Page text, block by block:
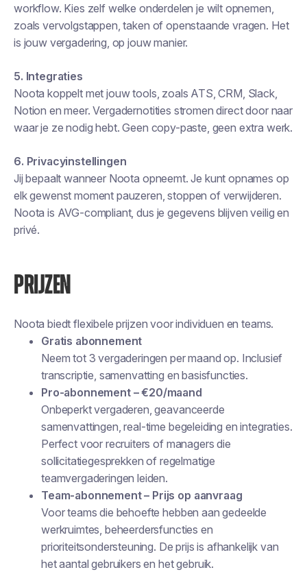
workflow. Kies zelf welke onderdelen je wilt opnemen,
zoals vervolgstappen, taken of openstaande vragen. Het
is jouw vergadering, op jouw manier.
5. Integraties
Noota koppelt met jouw tools, zoals ATS, CRM, Slack,
Notion en meer. Vergadernotities stromen direct door naar
waar je ze nodig hebt. Geen copy-paste, geen extra werk.
6. Privacyinstellingen
Jij bepaalt wanneer Noota opneemt. Je kunt opnames op
elk gewenst moment pauzeren, stoppen of verwijderen.
Noota is AVG-compliant, dus je gegevens blijven veilig en
privé.
PRIJZEN
Noota biedt flexibele prijzen voor individuen en teams.
Gratis abonnement
Neem tot 3 vergaderingen per maand op. Inclusief
transcriptie, samenvatting en basisfuncties.
Pro-abonnement – €20/maand
Onbeperkt vergaderen, geavanceerde
samenvattingen, real-time begeleiding en integraties.
Perfect voor recruiters of managers die
sollicitatiegesprekken of regelmatige
teamvergaderingen leiden.
Team-abonnement – Prijs op aanvraag
Voor teams die behoefte hebben aan gedeelde
werkruimtes, beheerdersfuncties en
prioriteitsondersteuning. De prijs is afhankelijk van
het aantal gebruikers en het gebruik.